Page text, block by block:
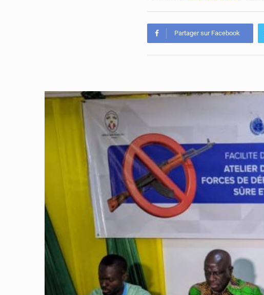
Partager sur Facebook